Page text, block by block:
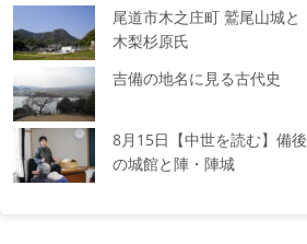
尾道市木之庄町 鷲尾山城と
木梨杉原氏
吉備の地名に見る古代史
8月15日【中世を読む】備後
の城館と陣・陣城